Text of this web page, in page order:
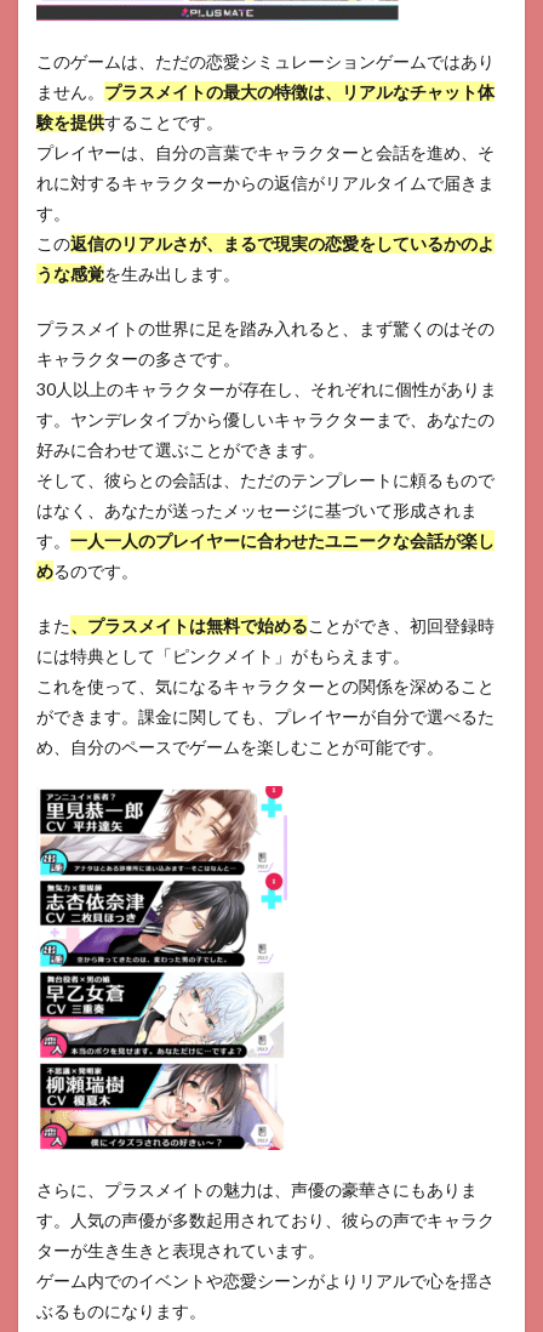
このゲームは、ただの恋愛シミュレーションゲームではあり
ません。 プラスメイトの最大の特徴は、リアルなチャット体
験を提供することです。
プレイヤーは、自分の言葉でキャラクターと会話を進め、そ
れに対するキャラクターからの返信がリアルタイムで届きま
す。
この返信のリアルさが、まるで現実の恋愛をしているかのよ
うな感覚を生み出します。
プラスメイトの世界に足を踏み入れると、まず驚くのはその
キャラクターの多さです。
30人以上のキャラクターが存在し、それぞれに個性がありま
す。ヤンデレタイプから優しいキャラクターまで、あなたの
好みに合わせて選ぶことができます。
そして、彼らとの会話は、ただのテンプレートに頼るもので
はなく、あなたが送ったメッセージに基づいて形成されま
す。 一人一人のプレイヤーに合わせたユニークな会話が楽し
めるのです。
また、プラスメイトは無料で始めることができ、初回登録時
には特典として「ピンクメイト」がもらえます。
これを使って、気になるキャラクターとの関係を深めること
ができます。課金に関しても、プレイヤーが自分で選べるた
め、自分のペースでゲームを楽しむことが可能です。
さらに、プラスメイトの魅力は、声優の豪華さにもありま
す。人気の声優が多数起用されており、彼らの声でキャラク
ターが生き生きと表現されています。
ゲーム内でのイベントや恋愛シーンがよりリアルで心を揺さ
ぶるものになります。